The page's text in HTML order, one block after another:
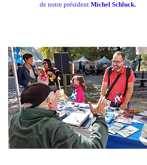
de notre président Michel Schluck.